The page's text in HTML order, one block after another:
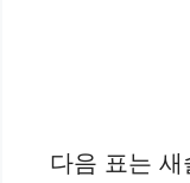
다음 표는